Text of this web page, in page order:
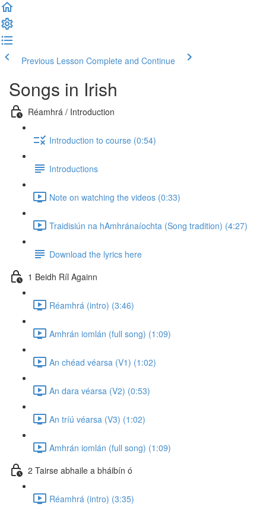
Previous Lesson Complete and Continue
Songs in Irish
Réamhrá / Introduction
Introduction to course (0:54)
Introductions
Note on watching the videos (0:33)
Traidisiún na hAmhránaíochta (Song tradition) (4:27)
Download the lyrics here
1 Beidh Ríl Againn
Réamhrá (intro) (3:46)
Amhrán iomlán (full song) (1:09)
An chéad véarsa (V1) (1:02)
An dara véarsa (V2) (0:53)
An tríú véarsa (V3) (1:02)
Amhrán iomlán (full song) (1:09)
2 Tairse abhaile a bháibín ó
Réamhrá (intro) (3:35)